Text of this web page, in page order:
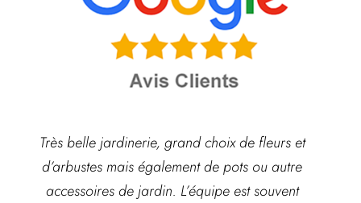
Très belle jardinerie, grand choix de fleurs et
d’arbustes mais également de pots ou autre
accessoires de jardin. L’équipe est souvent